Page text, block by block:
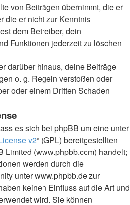
von Beiträgen übernimmt, die er
die er nicht zur Kenntnis
dem Betreiber, dein
Funktionen jederzeit zu löschen
darüber hinaus, deine Beiträge
o. g. Regeln verstoßen oder
oder einem Dritten Schaden
es sich bei phpBB um eine unter
v2“ (GPL) bereitgestellten
Limited (www.phpbb.com) handelt;
werden durch die
unter www.phpbb.de zur
keinen Einfluss auf die Art und
wird. Sie können